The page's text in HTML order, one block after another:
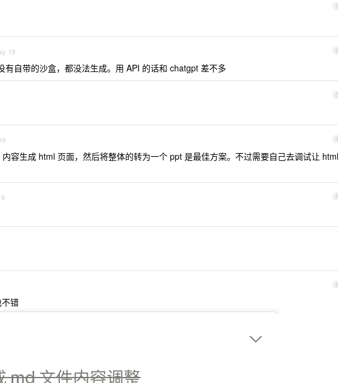
1
2
19
有自带的沙盒，都没法生成。用 API 的话和 chatgpt 差不多
3
4
容生成 html 页面，然后将整体的转为一个 ppt 是最佳方案。不过需要自己去调试让 html
5
6
错